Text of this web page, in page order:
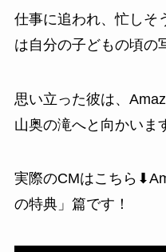
仕事に追われ、忙しそ
は自分の子どもの頃の
思い立った彼は、
山奥の滝へと向かいま
実際のCMはこちら
の特典」篇です！